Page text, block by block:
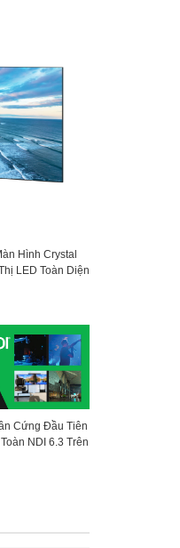
Hình Crystal
LED Toàn Diện
Cứng Đầu Tiên
NDI 6.3 Trên